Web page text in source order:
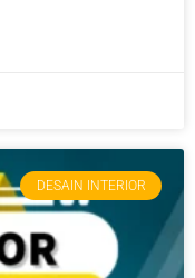
DESAIN INTERIOR